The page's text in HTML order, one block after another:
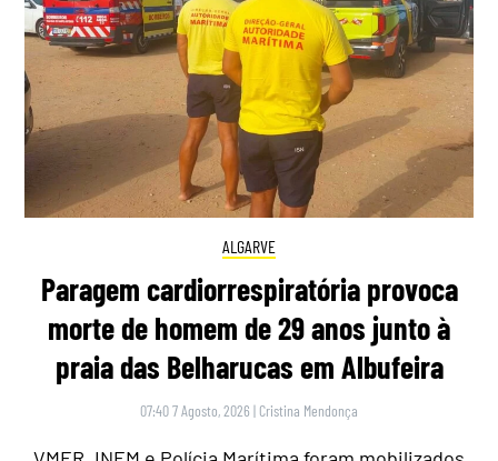
ALGARVE
Paragem cardiorrespiratória provoca
morte de homem de 29 anos junto à
praia das Belharucas em Albufeira
07:40 7 Agosto, 2026 | Cristina Mendonça